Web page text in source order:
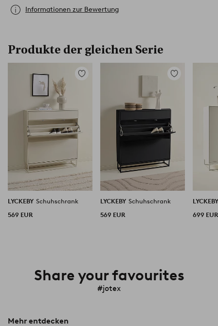
Informationen zur Bewertung
Produkte der gleichen Serie
Zu
LYCKEBY Schuhschrank
569 EUR
Zu
LYCKEBY Schuhschrank
569 EUR
699 EUR
Share your favourites
#jotex
Mehr entdecken